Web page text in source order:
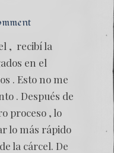
, recibí la
en el
. Esto no me
. Después de
proceso , lo
lo más rápido
la cárcel. De